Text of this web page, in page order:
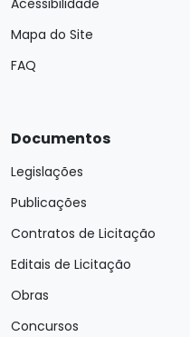
Acessibilidade
Mapa do Site
FAQ
Documentos
Legislações
Publicações
Contratos de Licitação
Editais de Licitação
Obras
Concursos